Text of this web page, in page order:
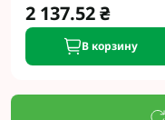
2 137.52 ₴
В корзину